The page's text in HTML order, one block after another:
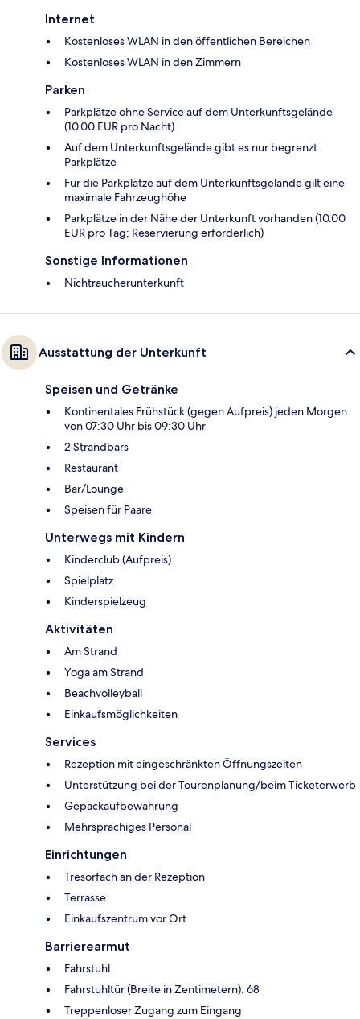
Internet
Kostenloses WLAN in den öffentlichen Bereichen
Kostenloses WLAN in den Zimmern
Parken
Parkplätze ohne Service auf dem Unterkunftsgelände
(10.00 EUR pro Nacht)
Auf dem Unterkunftsgelände gibt es nur begrenzt
Parkplätze
Für die Parkplätze auf dem Unterkunftsgelände gilt eine
maximale Fahrzeughöhe
Parkplätze in der Nähe der Unterkunft vorhanden (10.00
EUR pro Tag; Reservierung erforderlich)
Sonstige Informationen
Nichtraucherunterkunft
Ausstattung der Unterkunft
Speisen und Getränke
Kontinentales Frühstück (gegen Aufpreis) jeden Morgen
von 07:30 Uhr bis 09:30 Uhr
2 Strandbars
Restaurant
Bar/Lounge
Speisen für Paare
Unterwegs mit Kindern
Kinderclub (Aufpreis)
Spielplatz
Kinderspielzeug
Aktivitäten
Am Strand
Yoga am Strand
Beachvolleyball
Einkaufsmöglichkeiten
Services
Rezeption mit eingeschränkten Öffnungszeiten
Unterstützung bei der Tourenplanung/beim Ticketerwerb
Gepäckaufbewahrung
Mehrsprachiges Personal
Einrichtungen
Tresorfach an der Rezeption
Terrasse
Einkaufszentrum vor Ort
Barrierearmut
Fahrstuhl
Fahrstuhltür (Breite in Zentimetern): 68
Treppenloser Zugang zum Eingang